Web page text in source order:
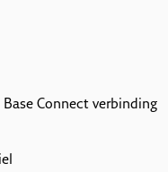
Connect verbinding